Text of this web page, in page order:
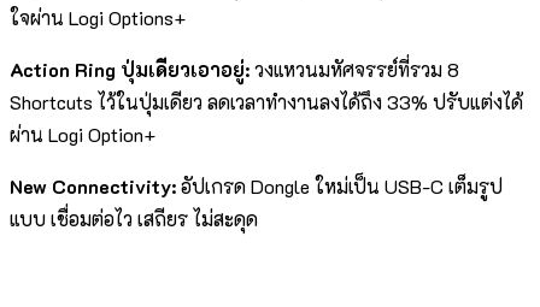
ใจผ่าน Logi Options+
Action Ring ปุ่มเดียวเอาอยู่:วงแหวนมหัศจรรย์ที่รวม 8
Shortcuts ไว้ในปุ่มเดียว ลดเวลาทำงานลงได้ถึง 33% ปรับแต่งได้
ผ่าน Logi Option+
New Connectivity:อัปเกรด Dongle ใหม่เป็น USB-C เต็มรูป
แบบ เชื่อมต่อไว เสถียร ไม่สะดุด